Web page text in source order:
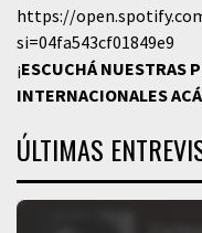
https://
si=04fa543cf01849e9
¡ESCUCHÁ NUESTRAS
INTERNACIONALESACÁ
ÚLTIMAS